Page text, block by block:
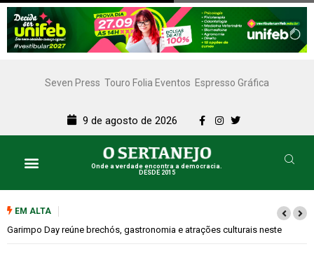
Seven Press Touro Folia Eventos Espresso Gráfica
9 de agosto de 2026
Onde a verdade encontra a democracia.
DESDE 2015
EM ALTA
Bugonia transforma paranoia e conspiração em um suspense imprevisível